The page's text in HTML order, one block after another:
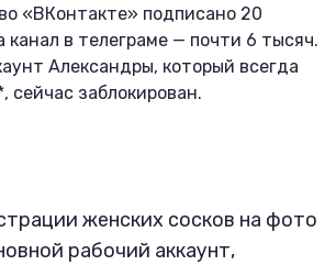
«ВКонтакте» подписано 20
канал в телеграме — почти 6 тысяч.
Александры, который всегда
сейчас заблокирован.
женских сосков на фото
рабочий аккаунт,